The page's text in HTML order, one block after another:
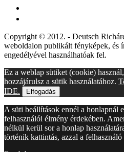
Copyright © 2012. - Deutsch
weboldalon publikált fényképek, és
engedélyével használhatóak fel.
Ez a weblap sütiket (cookie)
hozzájárulsz a sütik használatához.
IDE.
Elfogadás
A süti beállítások ennél a honlapnál
felhasználói élmény érdekében.
nélkül kerül sor a honlap
történik kattintás, azzal a